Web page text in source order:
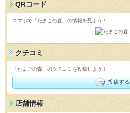
QRコード
スマホで「たまごの森」の情報を見よう！
クチコミ
「たまごの森」のクチコミを投稿しよう！
投稿する
店舗情報